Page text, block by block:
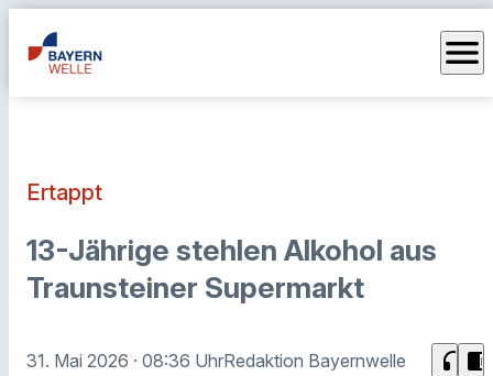
menu
Ertappt
13-Jährige stehlen Alkohol aus
Traunsteiner Supermarkt
31. Mai 2026 · 08:36 UhrRedaktion Bayernwelle headphones chrome_reader_mode